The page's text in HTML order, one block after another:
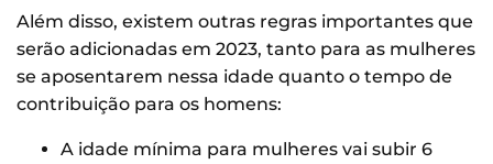
Além disso, existem outras regras importantes que
serão adicionadas em 2023, tanto para as mulheres
se aposentarem nessa idade quanto o tempo de
contribuição para os homens:
A idade mínima para mulheres vai subir 6